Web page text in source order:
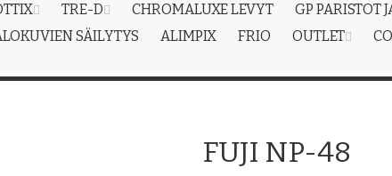
TRE-D CHROMALUXE LEVYT GP PARISTOT
SÄILYTYS ALIMPIX FRIO OUTLET
FUJI NP-48